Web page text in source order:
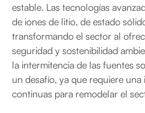
estable. Las tecnologías
de iones de litio, de estado
transformando el sector al
seguridad y sostenibilidad
la intermitencia de las fuentes
un desafío, ya que requiere
continuas para remodelar el